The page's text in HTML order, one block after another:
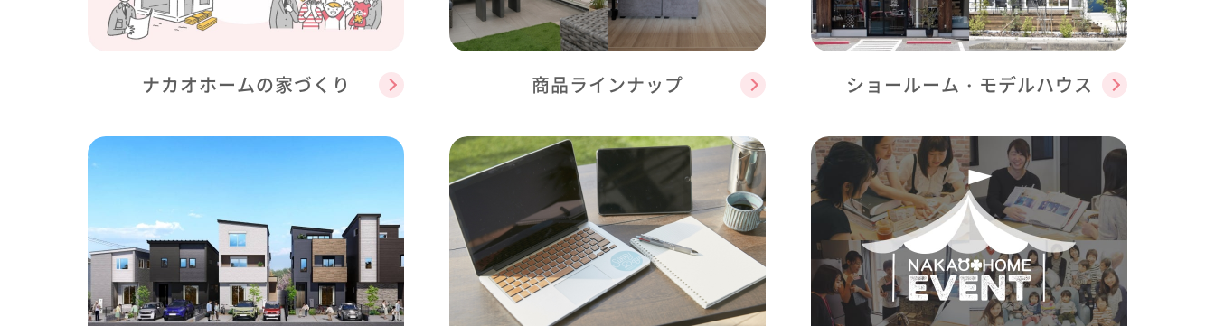
ナカオホームの家づくり 商品ラインナップ ショールーム・モデルハウス